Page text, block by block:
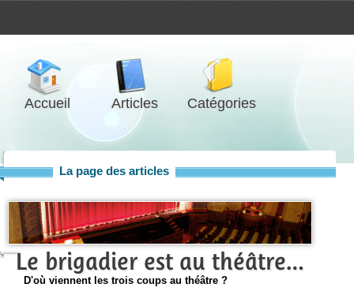
Accueil Articles Catégories
La page des articles
Le brigadier est au théâtre…
D'où viennent les trois coups au théâtre ?